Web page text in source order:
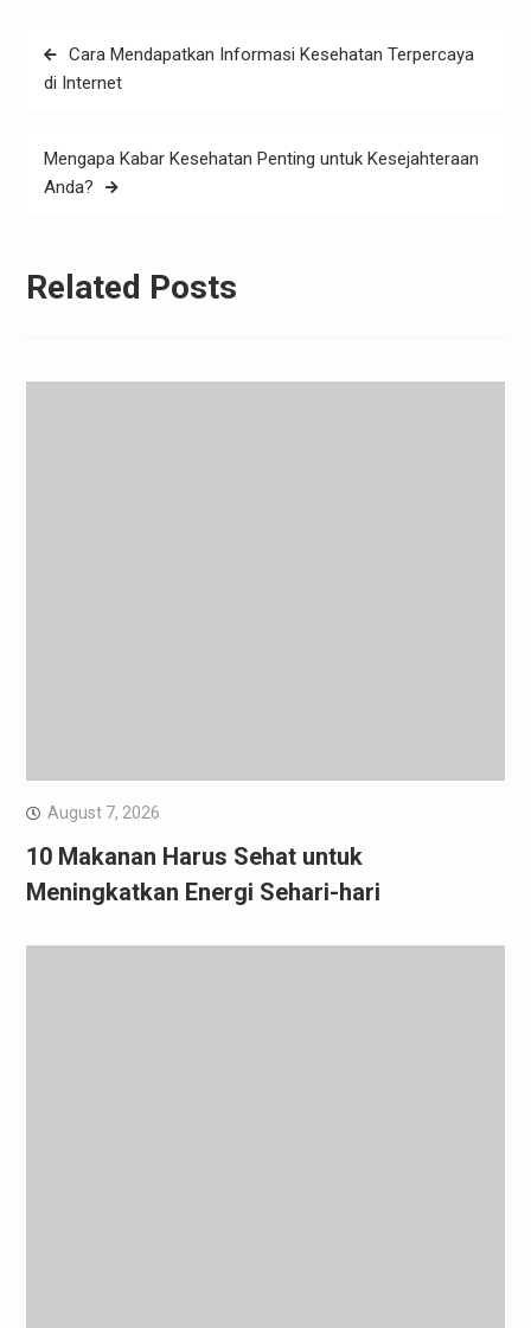
Post
navigation
Cara Mendapatkan Informasi Kesehatan Terpercaya
di Internet
Mengapa Kabar Kesehatan Penting untuk Kesejahteraan
Anda?
Related Posts
August 7, 2026
10 Makanan Harus Sehat untuk
Meningkatkan Energi Sehari-hari